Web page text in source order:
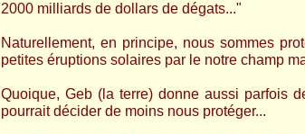
2000 milliards de dollars de dégats..."
Naturellement, en principe, nous sommes
petites éruptions solaires par le notre champ
Quoique, Geb (la terre) donne aussi parfois
pourrait décider de moins nous protéger...